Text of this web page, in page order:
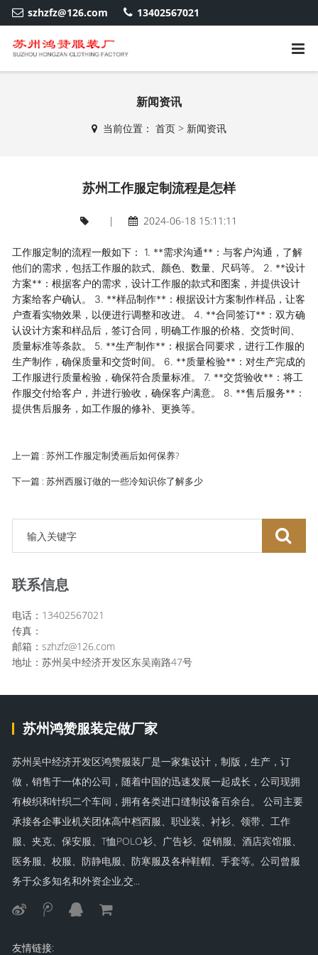
szhzfz@126.com 13402567021
新闻资讯
当前位置： 首页> 新闻资讯
苏州工作服定制流程是怎样
| 2024-06-18 15:11:11
工作服定制的流程一般如下： 1. **需求沟通**：与客户沟通，了解
他们的需求，包括工作服的款式、颜色、数量、尺码等。 2. **设计
方案**：根据客户的需求，设计工作服的款式和图案，并提供设计
方案给客户确认。 3. **样品制作**：根据设计方案制作样品，让客
户查看实物效果，以便进行调整和改进。 4. **合同签订**：双方确
认设计方案和样品后，签订合同，明确工作服的价格、交货时间、
质量标准等条款。 5. **生产制作**：根据合同要求，进行工作服的
生产制作，确保质量和交货时间。 6. **质量检验**：对生产完成的
工作服进行质量检验，确保符合质量标准。 7. **交货验收**：将工
作服交付给客户，并进行验收，确保客户满意。 8. **售后服务**：
提供售后服务，如工作服的修补、更换等。
上一篇 : 苏州工作服定制烫画后如何保养?
下一篇 : 苏州西服订做的一些冷知识你了解多少
联系信息
电话：13402567021
传真：
邮箱：szhzfz@126.com
地址：苏州吴中经济开发区东吴南路47号
苏州鸿赞服装定做厂家
苏州吴中经济开发区鸿赞服装厂是一家集设计，制版，生产，订
做，销售于一体的公司，随着中国的迅速发展一起成长，公司现拥
有梭织和针织二个车间，拥有各类进口缝制设备百余台。 公司主要
承接各企事业机关团体高中档西服、职业装、衬衫、领带、工作
服、夹克、保安服、T恤POLO衫、广告衫、促销服、酒店宾馆服、
医务服、校服、防静电服、防寒服及各种鞋帽、手套等。公司曾服
务于众多知名和外资企业,交...
友情链接: